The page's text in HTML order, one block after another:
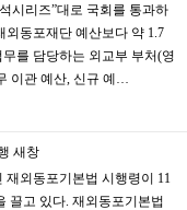
시리즈”대로 국회를 통과하
외동포재단 예산보다 약 1.7
를 담당하는 외교부 부처(영
이관 예산, 신규 예…
새창
재외동포기본법 시행령이 11
끌고 있다. 재외동포기본법